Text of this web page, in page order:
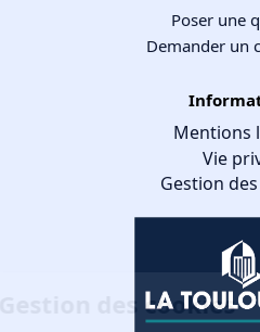
Poser une
Demander un
Mentions
Vie
Gestion
Gestion des